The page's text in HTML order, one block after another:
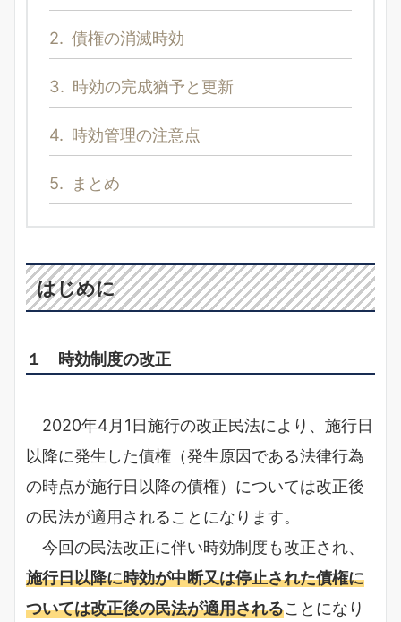
2. 債権の消滅時効
3. 時効の完成猶予と更新
4. 時効管理の注意点
5. まとめ
はじめに
１ 時効制度の改正
2020年4月1日施行の改正民法により、施行日
以降に発生した債権（発生原因である法律行為
の時点が施行日以降の債権）については改正後
の民法が適用されることになります。
今回の民法改正に伴い時効制度も改正され、
施行日以降に時効が中断又は停止された債権に
ついては改正後の民法が適用されることになり